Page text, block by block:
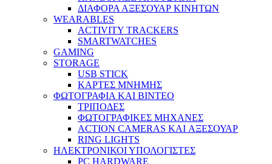
ΔΙΑΦΟΡΑ ΑΞΕΣΟΥΑΡ ΚΙΝΗΤΩΝ
WEARABLES
ACTIVITY TRACKERS
SMARTWATCHES
GAMING
STORAGE
USB STICK
ΚΑΡΤΕΣ ΜΝΗΜΗΣ
ΦΩΤΟΓΡΑΦΙΑ ΚΑΙ ΒΙΝΤΕΟ
ΤΡΙΠΟΔΕΣ
ΦΩΤΟΓΡΑΦΙΚΕΣ ΜΗΧΑΝΕΣ
ACTION CAMERAS KAI ΑΞΕΣΟΥΑΡ
RING LIGHTS
ΗΛΕΚΤΡΟΝΙΚΟΙ ΥΠΟΛΟΓΙΣΤΕΣ
PC HARDWARE